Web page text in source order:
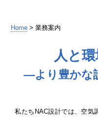
Home > 業務案内
人と
―より豊かな
私たちNAC設計では、空気